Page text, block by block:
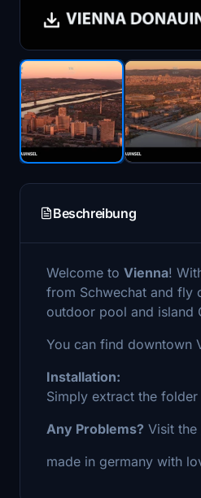
Beschreibung
Welcome to Vienna!
from Schwechat and fly
outdoor pool and island
You can find downtown
Installation:
Simply extract the
Any Problems? Visit the
made in germany with